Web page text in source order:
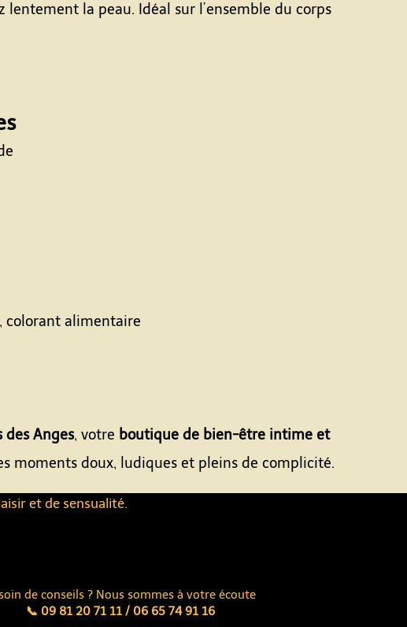
et de sensualité.
de conseils ? Nous sommes à votre écoute
📞 09 81 20 71 11 / 06 65 74 91 16
la peau. Idéal sur l’ensemble du corps
colorant alimentaire
des Anges, votre boutique de bien-être intime et
moments doux, ludiques et pleins de complicité.